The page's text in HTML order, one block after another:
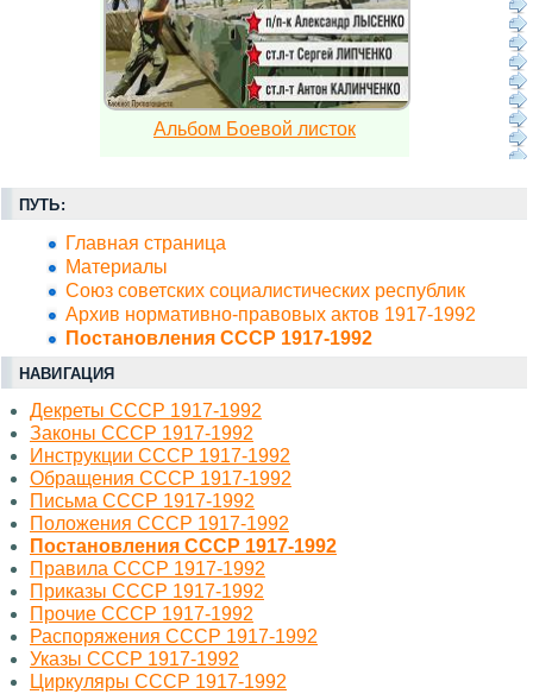
Альбом Боевой листок
ПУТЬ:
Главная страница
Материалы
Союз советских социалистических республик
Архив нормативно-правовых актов 1917-1992
Постановления СССР 1917-1992
НАВИГАЦИЯ
Декреты СССР 1917-1992
Законы СССР 1917-1992
Инструкции СССР 1917-1992
Обращения СССР 1917-1992
Письма СССР 1917-1992
Положения СССР 1917-1992
Постановления СССР 1917-1992
Правила СССР 1917-1992
Приказы СССР 1917-1992
Прочие СССР 1917-1992
Распоряжения СССР 1917-1992
Указы СССР 1917-1992
Циркуляры СССР 1917-1992